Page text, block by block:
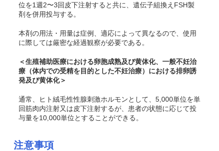
位を1週2〜3回皮下注射すると共に、遺伝子組換えFSH製
剤を併用投与する。
本剤の用法・用量は症例、適応によって異なるので、使用
に際しては厳密な経過観察が必要である。
＜生殖補助医療における卵胞成熟及び黄体化、一般不妊治
療（体内での受精を目的とした不妊治療）における排卵誘
発及び黄体化＞
通常、ヒト絨毛性性腺刺激ホルモンとして、5,000単位を単
回筋肉内注射又は皮下注射するが、患者の状態に応じて投
与量を10,000単位とすることができる。
注意事項